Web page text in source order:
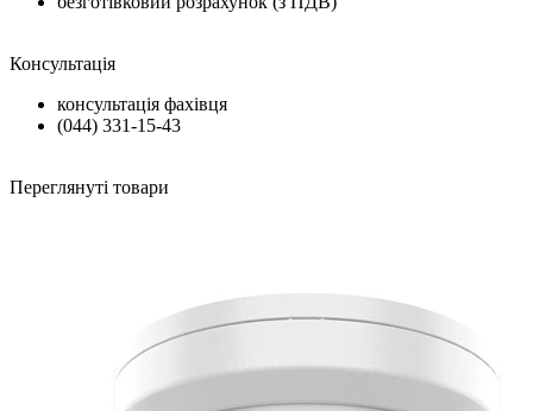
Консультація
консультація фахівця
(044) 331-15-43
Переглянуті товари